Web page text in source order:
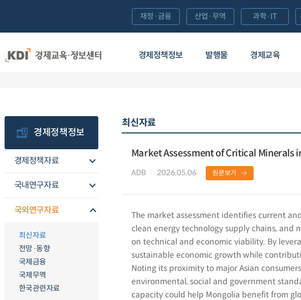
경제정책정보 발행물 경제교육
재정·금융 산업·무역 과학·IT
경제정책정보
경제정책자료
국내연구자료
국외연구자료
최신자료
전망·동향
국제금융
국제무역
한국관련자료
최신자료
Market Assessment of Critical Minerals
ADB 2026.05.06 원문보기
The market assessment identifies current
clean energy technology supply chains, and
on technical and economic viability. By
sustainable economic growth while
Noting its proximity to major Asian
environmental, social and government
capacity could help Mongolia benefit from